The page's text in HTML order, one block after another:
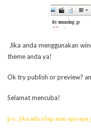
Jika anda menggunakan
theme anda ya!
Ok try publish or preview?
Selamat mencuba!
p/s: jika ada silap atau apa-apa